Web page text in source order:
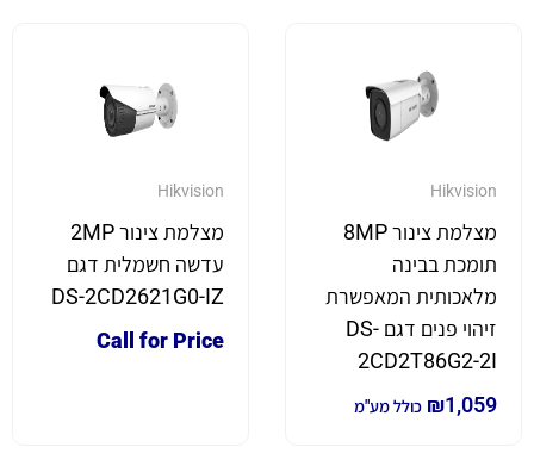
Hikvision
מצלמת צינור 8MP
תומכת בבינה
מלאכותית המאפשרת
זיהוי פנים דגם DS-
2CD2T86G2-2I
₪1,059 כולל מע"מ
Hikvision
מצלמת צינור 2MP
עדשה חשמלית דגם
DS-2CD2621G0-IZ
Call for Price